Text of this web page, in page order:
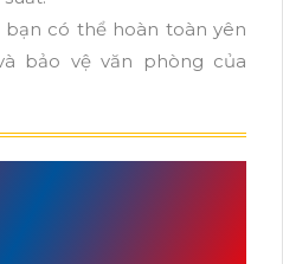
bạn có thể hoàn toàn yên
bảo vệ văn phòng của